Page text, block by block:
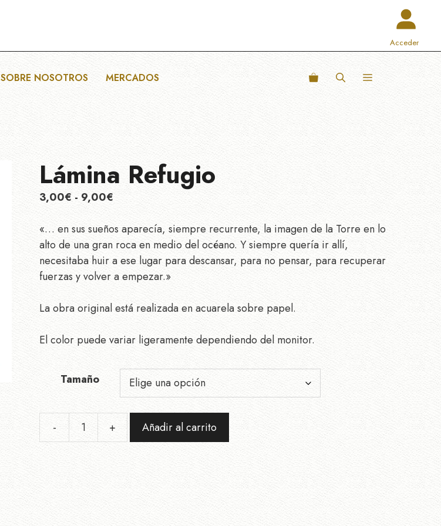
Acceder
SOBRE NOSOTROS MERCADOS
Lámina Refugio
3,00€ - 9,00€ Rango
precios:
desde
3,00€
hasta
9,00€
«… en sus sueños aparecía, siempre recurrente, la imagen de la Torre en lo
alto de una gran roca en medio del océano. Y siempre quería ir allí,
necesitaba huir a ese lugar para descansar, para no pensar, para recuperar
fuerzas y volver a empezar.»
La obra original está realizada en acuarela sobre papel.
El color puede variar ligeramente dependiendo del monitor.
Tamaño
-
Lámina
cantidad
+ Añadir al carrito